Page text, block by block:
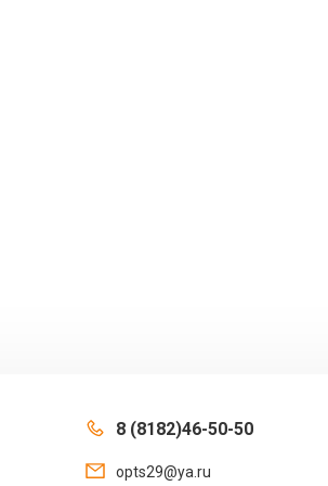
8 (8182)46-50-50
opts29@ya.ru